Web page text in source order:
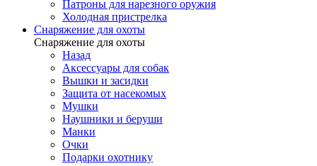
Патроны для нарезного оружия
Холодная пристрелка
Снаряжение для охоты
Снаряжение для охоты
Назад
Аксессуары для собак
Вышки и засидки
Защита от насекомых
Мушки
Наушники и беруши
Манки
Очки
Подарки охотнику